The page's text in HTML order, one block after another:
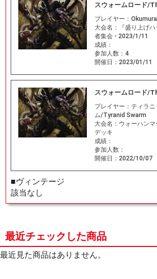
スウォームロード/
プレイヤー：
大会名：
『盛り上げ
者集会 - 2023/1/11
成績：
参加人数： 4
開催日： 2023/01/11
スウォームロード/
プレイヤー： ティラ
ム/Tyranid Swarm
大会名： ウォーハン
デッキ
成績：
参加人数：
開催日： 2022/10/07
■ヴィンテージ
該当なし
最近チェックした商品
最近見た商品はありません。